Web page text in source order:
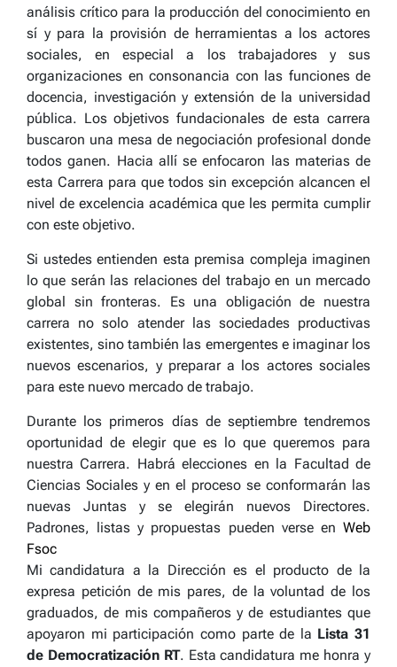
análisis crítico para la producción del conocimiento en
sí y para la provisión de herramientas a los actores
sociales, en especial a los trabajadores y sus
organizaciones en consonancia con las funciones de
docencia, investigación y extensión de la universidad
pública. Los objetivos fundacionales de esta carrera
buscaron una mesa de negociación profesional donde
todos ganen. Hacia allí se enfocaron las materias de
esta Carrera para que todos sin excepción alcancen el
nivel de excelencia académica que les permita cumplir
con este objetivo.
Si ustedes entienden esta premisa compleja imaginen
lo que serán las relaciones del trabajo en un mercado
global sin fronteras. Es una obligación de nuestra
carrera no solo atender las sociedades productivas
existentes, sino también las emergentes e imaginar los
nuevos escenarios, y preparar a los actores sociales
para este nuevo mercado de trabajo.
Durante los primeros días de septiembre tendremos
oportunidad de elegir que es lo que queremos para
nuestra Carrera. Habrá elecciones en la Facultad de
Ciencias Sociales y en el proceso se conformarán las
nuevas Juntas y se elegirán nuevos Directores.
Padrones, listas y propuestas pueden verse en Web
Fsoc
Mi candidatura a la Dirección es el producto de la
expresa petición de mis pares, de la voluntad de los
graduados, de mis compañeros y de estudiantes que
apoyaron mi participación como parte de la Lista 31
de Democratización RT. Esta candidatura me honra y